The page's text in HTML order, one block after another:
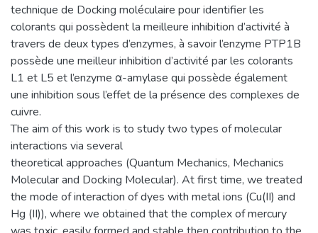
technique de Docking moléculaire pour identifier les
colorants qui possèdent la meilleure inhibition d’activité à
travers de deux types d’enzymes, à savoir l’enzyme PTP1B
possède une meilleur inhibition d’activité par les colorants
L1 et L5 et l’enzyme α-amylase qui possède également
une inhibition sous l’effet de la présence des complexes de
cuivre.
The aim of this work is to study two types of molecular
interactions via several
theoretical approaches (Quantum Mechanics, Mechanics
Molecular and Docking Molecular). At first time, we treated
the mode of interaction of dyes with metal ions (Cu(II) and
Hg (II)), where we obtained that the complex of mercury